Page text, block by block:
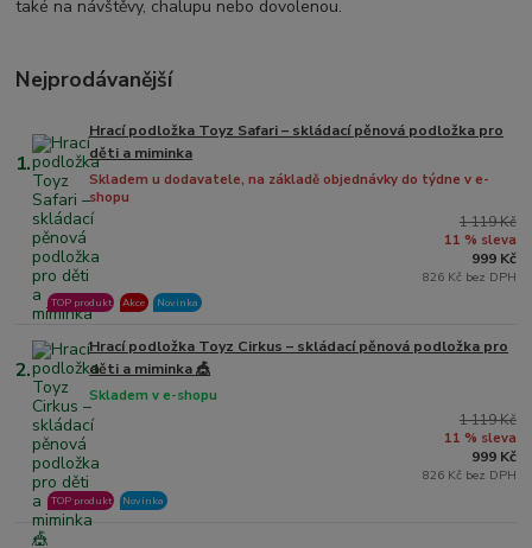
také na návštěvy, chalupu nebo dovolenou.
Nejprodávanější
1.
Hrací podložka Toyz Safari – skládací pěnová podložka pro
děti a miminka
Skladem u dodavatele, na základě objednávky do týdne v e-
shopu
TOP produkt Akce Novinka
1 119 Kč
11 % sleva
999 Kč
826 Kč bez DPH
2.
Hrací podložka Toyz Cirkus – skládací pěnová podložka pro
děti a miminka 🎪
Skladem v e-shopu
TOP produkt Novinka
1 119 Kč
11 % sleva
999 Kč
826 Kč bez DPH